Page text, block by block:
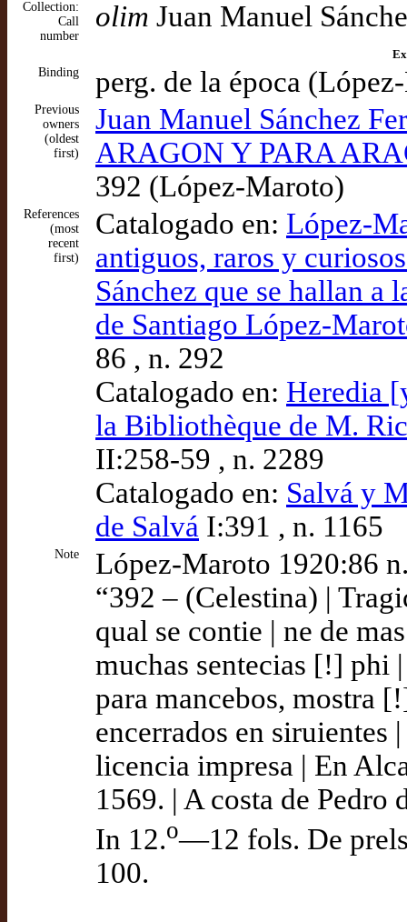
Collection:
Call
number
olim Juan Manuel
Binding
perg. de la época
Previous
owners
(oldest
first)
Juan Manuel Sánchez
ARAGON Y PARA
392 (López-Maroto)
References
(most
recent
first)
Catalogado en: López-
antiguos, raros y
Sánchez que se hallan a
de Santiago López-
86 , n. 292
Catalogado en: Heredia
la Bibliothèque de M.
II:258-59 , n. 2289
Catalogado en: Salvá y
de Salvá I:391 , n. 1165
Note
López-Maroto 1920:86
“392 – (Celestina) |
qual se contie | ne de
muchas sentecias [!] phi
para mancebos, mostra
encerrados en siruientes
licencia impresa | En
1569. | A costa de
In 12.o—12 fols. De
100.